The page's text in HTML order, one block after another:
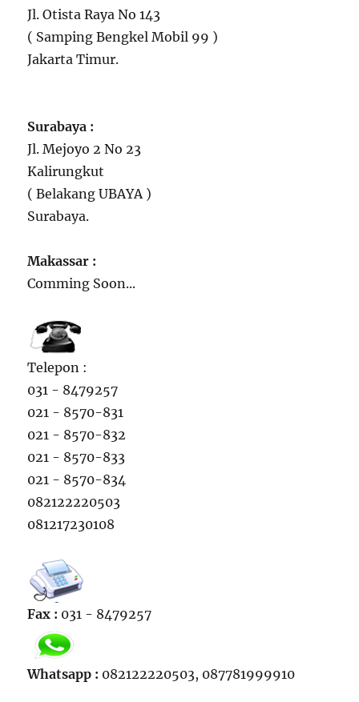
Jl. Otista Raya No 143
( Samping Bengkel Mobil 99 )
Jakarta Timur.
Surabaya :
Jl. Mejoyo 2 No 23
Kalirungkut
( Belakang UBAYA )
Surabaya.
Makassar :
Comming Soon...
Telepon :
031 - 8479257
021 - 8570-831
021 - 8570-832
021 - 8570-833
021 - 8570-834
082122220503
081217230108
Fax : 031 - 8479257
Whatsapp : 082122220503, 087781999910